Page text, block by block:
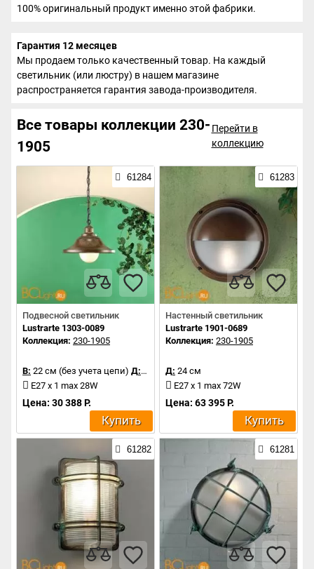
100% оригинальный продукт именно этой фабрики.
Гарантия 12 месяцев
Мы продаем только качественный товар. На каждый
светильник (или люстру) в нашем магазине
распространяется гарантия завода-производителя.
Все товары коллекции 230-
1905
Перейти в
коллекцию
61284
Подвесной светильник
Lustrarte 1303-0089
Коллекция: 230-1905
В: 22 см (без учета цепи) Д:32 см
E27 x 1 max 28W
Цена: 30 388 Р.
Купить
61283
Настенный светильник
Lustrarte 1901-0689
Коллекция: 230-1905
Д: 24 см
E27 x 1 max 72W
Цена: 63 395 Р.
Купить
61282 61281